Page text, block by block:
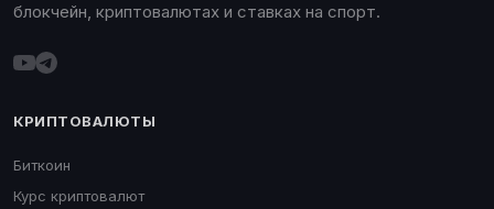
блокчейн, криптовалютах и ставках на спорт.
КРИПТОВАЛЮТЫ
Биткоин
Курс криптовалют